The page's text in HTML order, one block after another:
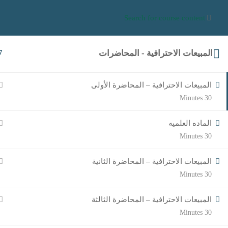
هل لديك استفسارات ؟ 00201205888844
المبيعات الاحترافية - المحاضرات
المبيعات الاحترافية – المحاضرة الأولى
30 Minutes
الماده العلميه
30 Minutes
المبيعات الاحترافية – المحاضرة الثانية
30 Minutes
المبيعات الاحترافية – المحاضرة الثالثة
30 Minutes